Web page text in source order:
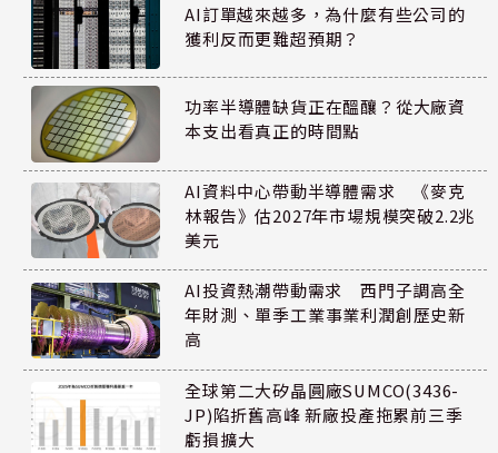
AI訂單越來越多，為什麼有些公司的
獲利反而更難超預期？
功率半導體缺貨正在醞釀？從大廠資
本支出看真正的時間點
AI資料中心帶動半導體需求 《麥克
林報告》估2027年市場規模突破2.2兆
美元
AI投資熱潮帶動需求 西門子調高全
年財測、單季工業事業利潤創歷史新
高
全球第二大矽晶圓廠SUMCO(3436-
JP)陷折舊高峰 新廠投產拖累前三季
虧損擴大